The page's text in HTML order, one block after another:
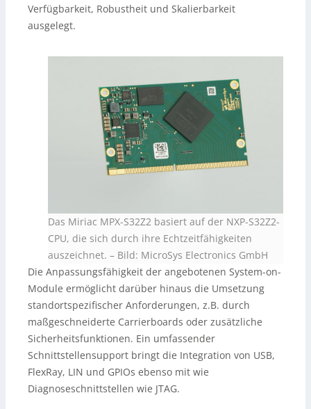
Verfügbarkeit, Robustheit und Skalierbarkeit
ausgelegt.
Das Miriac MPX-S32Z2 basiert auf der NXP-S32Z2-
CPU, die sich durch ihre Echtzeitfähigkeiten
auszeichnet. – Bild: MicroSys Electronics GmbH
Die Anpassungsfähigkeit der angebotenen System-on-
Module ermöglicht darüber hinaus die Umsetzung
standortspezifischer Anforderungen, z.B. durch
maßgeschneiderte Carrierboards oder zusätzliche
Sicherheitsfunktionen. Ein umfassender
Schnittstellensupport bringt die Integration von USB,
FlexRay, LIN und GPIOs ebenso mit wie
Diagnoseschnittstellen wie JTAG.